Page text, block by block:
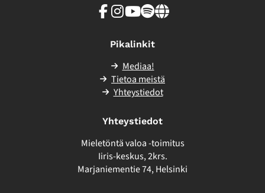
Facebook
Instagram
Youtube
SpotifyLinkki
Pikalinkit
Mediaa!
Tietoa meistä
Yhteystiedot
Yhteystiedot
Mieletöntä valoa -toimitus
Iiris-keskus, 2krs.
Marjaniementie 74, Helsinki